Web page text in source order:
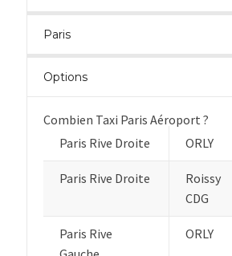
Paris
Options
Combien Taxi Paris Aéroport ?
Paris Rive Droite
ORLY
Paris Rive Droite
Roissy
CDG
Paris Rive
ORLY